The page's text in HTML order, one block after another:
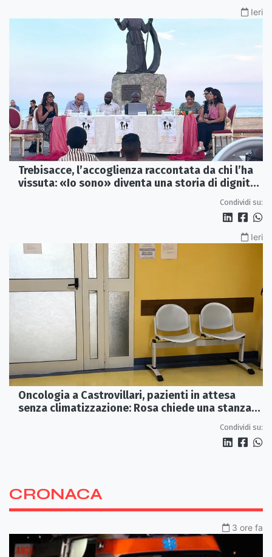
Ieri
Trebisacce, l’accoglienza raccontata da chi l’ha
vissuta: «Io sono» diventa una storia di dignità
Condividi su:
Ieri
Oncologia a Castrovillari, pazienti in attesa
senza climatizzazione: Rosa chiede una stanza
Condividi su:
CRONACA
3 ore fa